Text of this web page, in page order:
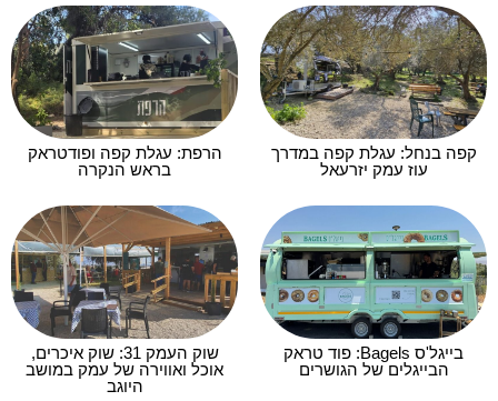
קפה בנחל: עגלת קפה במדרך
עוז עמק יזרעאל
הרפת: עגלת קפה ופודטראק
בראש הנקרה
בייגל'ס Bagels: פוד טראק
הבייגלים של הגושרים
שוק העמק 31: שוק איכרים,
אוכל ואווירה של עמק במושב
היוגב